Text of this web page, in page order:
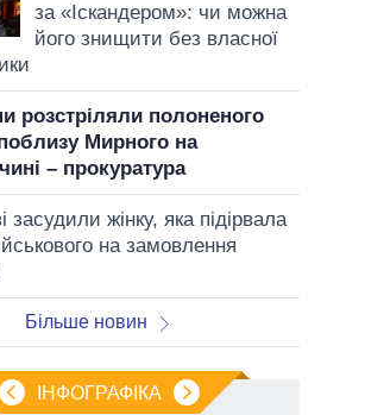
за «Іскандером»: чи можна
його знищити без власної
розстріляли полоненого
Мирного на
– прокуратура
засудили жінку, яка підірвала
на замовлення
Більше новин
ІНФОГРАФІКА